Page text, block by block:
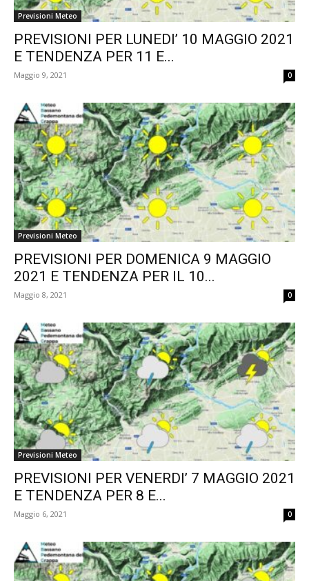
Previsioni Meteo
PREVISIONI PER LUNEDI’ 10 MAGGIO 2021
E TENDENZA PER 11 E...
Maggio 9, 2021 0
Previsioni Meteo
PREVISIONI PER DOMENICA 9 MAGGIO
2021 E TENDENZA PER IL 10...
Maggio 8, 2021 0
Previsioni Meteo
PREVISIONI PER VENERDI’ 7 MAGGIO 2021
E TENDENZA PER 8 E...
Maggio 6, 2021 0